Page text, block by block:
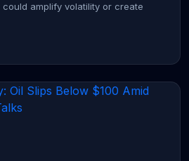
amplify volatility or create